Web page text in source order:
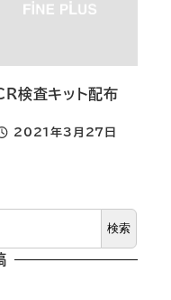
検査キット配布
稿日
2021年3月27日
検索